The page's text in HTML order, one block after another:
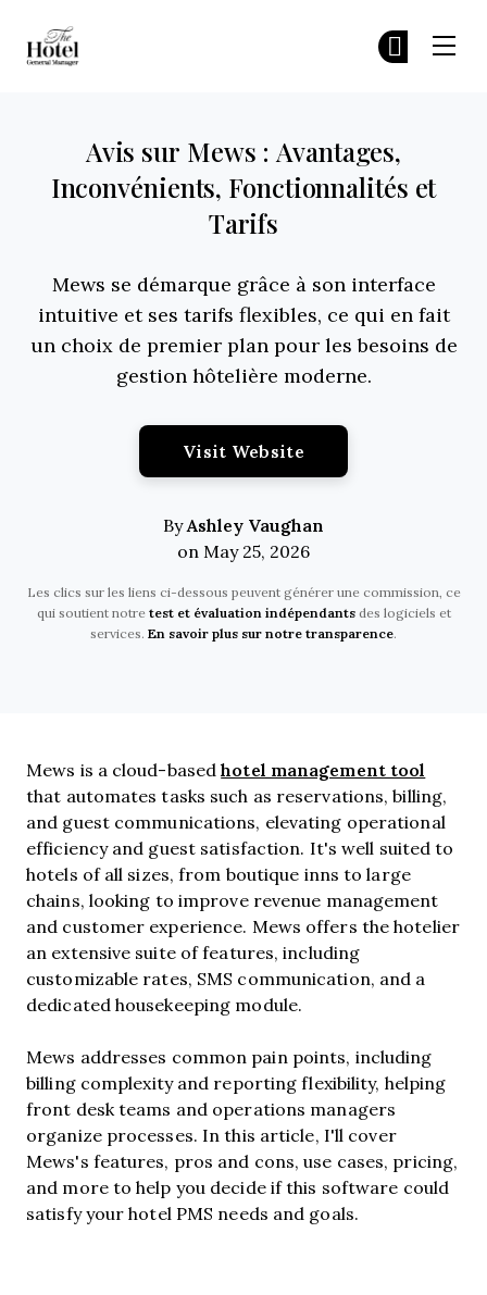
Avis sur Mews : Avantages,
Inconvénients, Fonctionnalités et
Tarifs
Mews se démarque grâce à son interface
intuitive et ses tarifs flexibles, ce qui en fait
un choix de premier plan pour les besoins de
gestion hôtelière moderne.
Visit Website
ByAshley Vaughan
on May 25, 2026
Les clics sur les liens ci-dessous peuvent générer une commission, ce
qui soutient notretest et évaluation indépendantsdes logiciels et
services. En savoir plus sur notre transparence.
Mews is a cloud-basedhotel management tool
that automates tasks such as reservations, billing,
and guest communications, elevating operational
efficiency and guest satisfaction. It's well suited to
hotels of all sizes, from boutique inns to large
chains, looking to improve revenue management
and customer experience. Mews offers the hotelier
an extensive suite of features, including
customizable rates, SMS communication, and a
dedicated housekeeping module.
Mews addresses common pain points, including
billing complexity and reporting flexibility, helping
front desk teams and operations managers
organize processes. In this article, I'll cover
Mews's features, pros and cons, use cases, pricing,
and more to help you decide if this software could
satisfy your hotel PMS needs and goals.